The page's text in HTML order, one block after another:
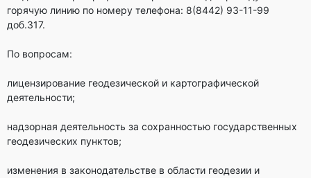
горячую линию по номеру телефона: 8(8442) 93-11-99
доб.317.
По вопросам:
лицензирование геодезической и картографической
деятельности;
надзорная деятельность за сохранностью государственных
геодезических пунктов;
изменения в законодательстве в области геодезии и